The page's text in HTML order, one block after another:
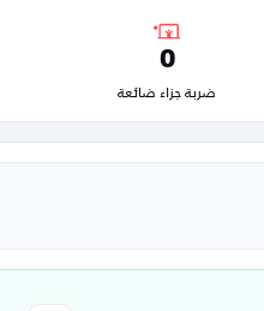
0
ضربة جزاء ضائعة